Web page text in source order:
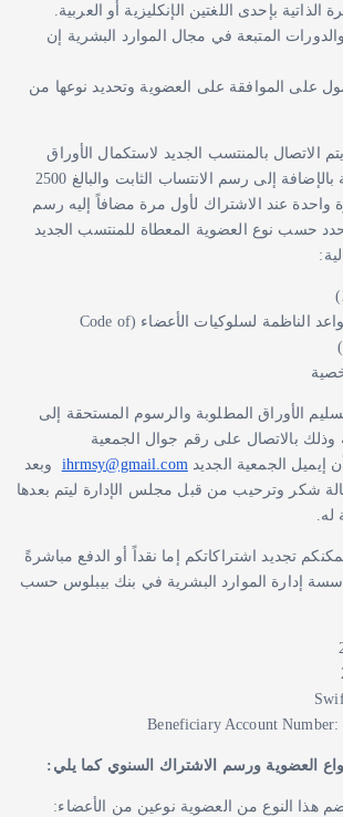
بإحدى اللغتين الإنكليزية أو العربية.
المتبعة في مجال الموارد البشرية إن
على الموافقة على العضوية وتحديد نوعها من
الاتصال بالمنتسب الجديد لاستكمال الأوراق
اللازمة لملف العضوية بالإضافة إلى رسم الانتساب الثابت والبالغ 2500
عند الاشتراك لأول مرة مضافاً إليه رسم
حسب نوع العضوية المعطاة للمنتسب الجديد
نسخة موقعة من القواعد الناظمة لسلوكيات الأعضاء (Code of
الأوراق المطلوبة والرسوم المستحقة إلى
بالاتصال على رقم جوال الجمعية
ihrmsy@gmail.com وبعد
شكر وترحيب من قبل مجلس الإدارة ليتم بعدها
له.
تجديد اشتراكاتكم إما نقداً أو الدفع مباشرةً
إدارة الموارد البشرية في بنك بيبلوس حسب
Beneficiary Account
العضوية ورسم الاشتراك السنوي كما يلي:
هذا النوع من العضوية نوعين من الأعضاء: